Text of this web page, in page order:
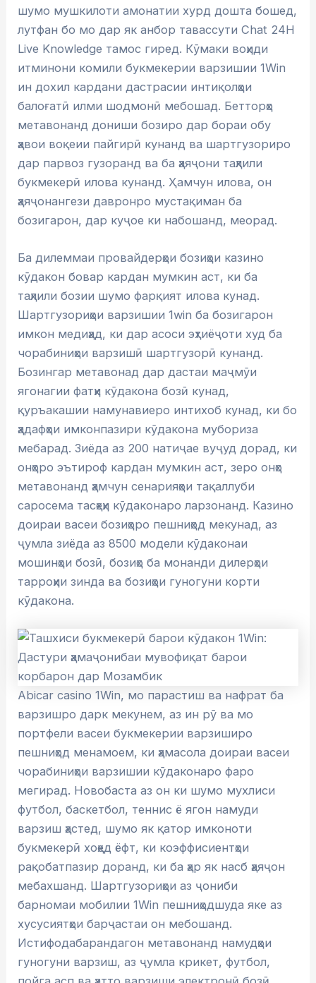
шумо мушкилоти амонатии хурд дошта бошед,
лутфан бо мо дар як анбор тавассути Chat 24H
Live Knowledge тамос гиред. Кӯмаки воҳиди
итминони комили букмекерии варзишии 1Win
ин дохил кардани дастрасии интиқолҳои
балоғатӣ илми шодмонӣ мебошад. Бетторҳо
метавонанд дониши бозиро дар бораи обу
ҳавои воқеии пайгирӣ кунанд ва шартгузориро
дар парвоз гузоранд ва ба ҳаяҷони таҳлили
букмекерӣ илова кунанд. Ҳамчун илова, он
ҳаяҷонангези давронро мустақиман ба
бозигарон, дар куҷое ки набошанд, меорад.
Ба дилеммаи провайдерҳои бозиҳои казино
кӯдакон бовар кардан мумкин аст, ки ба
таҳлили бозии шумо фарқият илова кунад.
Шартгузориҳои варзишии 1win ба бозигарон
имкон медиҳад, ки дар асоси эҳтиёҷоти худ ба
чорабиниҳои варзишӣ шартгузорӣ кунанд.
Бозингар метавонад дар дастаи маҷмӯи
ягонагии фатҳи кӯдакона бозӣ кунад,
қуръакашии намунавиеро интихоб кунад, ки бо
ҳадафҳои имконпазири кӯдакона мубориза
мебарад. Зиёда аз 200 натиҷае вуҷуд дорад, ки
онҳоро эътироф кардан мумкин аст, зеро онҳо
метавонанд ҳамчун сенарияҳои тақаллуби
саросема тасҳеҳи кӯдаконаро ларзонанд. Казино
доираи васеи бозиҳоро пешниҳод мекунад, аз
ҷумла зиёда аз 8500 модели кӯдаконаи
мошинҳои бозӣ, бозиҳо ба монанди дилерҳои
тарроҳии зинда ва бозиҳои гуногуни корти
кӯдакона.
Abicar casino 1Win, мо парастиш ва нафрат ба
варзишро дарк мекунем, аз ин рӯ ва мо
портфели васеи букмекерии варзиширо
пешниҳод менамоем, ки ҳамасола доираи васеи
чорабиниҳои варзишии кӯдаконаро фаро
мегирад. Новобаста аз он ки шумо мухлиси
футбол, баскетбол, теннис ё ягон намуди
варзиш ҳастед, шумо як қатор имконоти
букмекерӣ хоҳед ёфт, ки коэффисиентҳои
рақобатпазир доранд, ки ба ҳар як насб ҳаяҷон
мебахшанд. Шартгузориҳои аз ҷониби
барномаи мобилии 1Win пешниҳодшуда яке аз
хусусиятҳои барҷастаи он мебошанд.
Истифодабарандагон метавонанд намудҳои
гуногуни варзиш, аз ҷумла крикет, футбол,